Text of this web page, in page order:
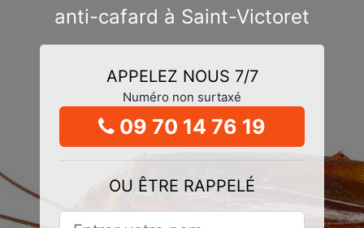
anti-cafard à Saint-Victoret
APPELEZ NOUS 7/7
Numéro non surtaxé
09 70 14 76 19
OU ÊTRE RAPPELÉ